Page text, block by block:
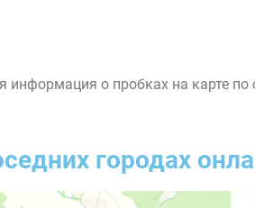
о пробках на карте
городах